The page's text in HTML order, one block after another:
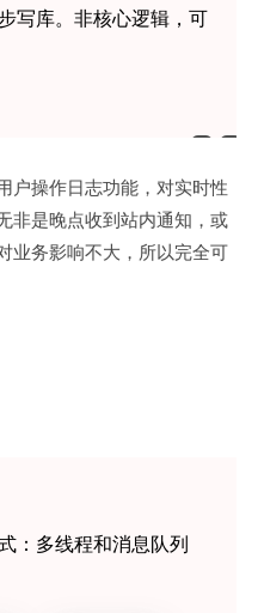
写库。非核心逻辑，可
户操作日志功能，对实时性
非是晚点收到站内通知，或
业务影响不大，所以完全可
：多线程和消息队列